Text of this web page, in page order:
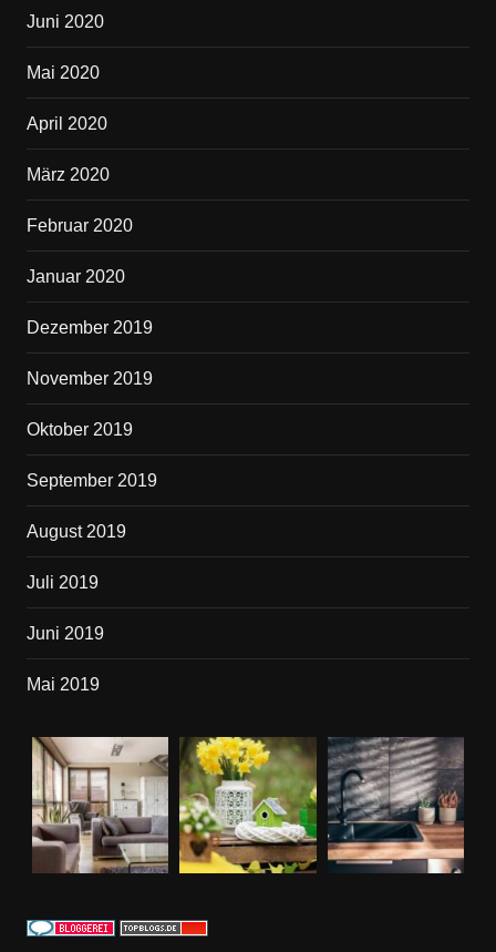
Juni 2020
Mai 2020
April 2020
März 2020
Februar 2020
Januar 2020
Dezember 2019
November 2019
Oktober 2019
September 2019
August 2019
Juli 2019
Juni 2019
Mai 2019